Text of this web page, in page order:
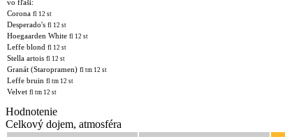
vo fľaši:
Corona fl 12 st
Desperado's fl 12 st
Hoegaarden White fl 12 st
Leffe blond fl 12 st
Stella artois fl 12 st
Granát (Staropramen) fl tm 12 st
Leffe bruin fl tm 12 st
Velvet fl tm 12 st
Hodnotenie
Celkový dojem, atmosféra